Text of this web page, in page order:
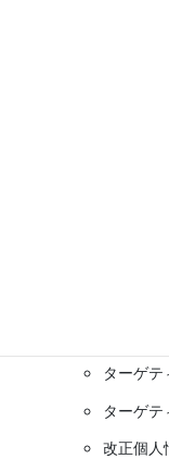
ターゲ
ターゲ
改正個人